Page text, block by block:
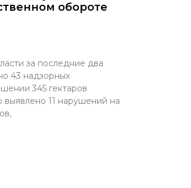
обороте
за последние два
43 надзорных
345 гектаров
выявлено 11 нарушений на